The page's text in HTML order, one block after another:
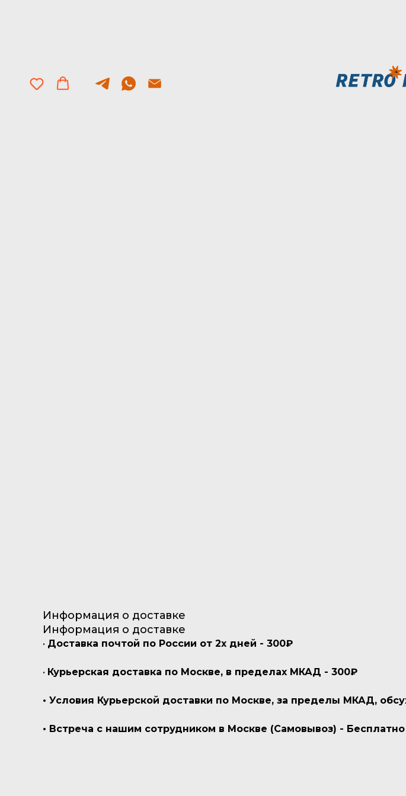
Информация о доставке
Информация о доставке
• Доставка почтой по России от 2х дней - 300₽
• Курьерская доставка по Москве, в пределах МКАД - 300₽
• Условия Курьерской доставки по Москве, за пределы МКАД,
• Встреча с нашим сотрудником в Москве (Самовывоз) - Бесплатно